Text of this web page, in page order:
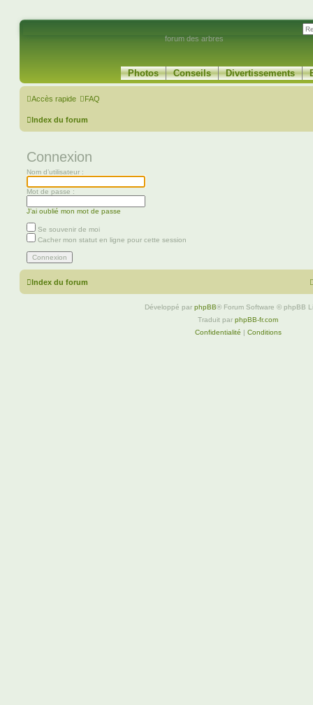
forum des arbres
Photos Conseils Divertissements
Accès rapide FAQ
Index du forum
Connexion
Nom d’utilisateur :
Mot de passe :
J’ai oublié mon mot de passe
Se souvenir de moi
Cacher mon statut en ligne pour cette session
Index du forum
Développé par phpBB® Forum Software © phpBB
Traduit par phpBB-fr.com
Confidentialité | Conditions